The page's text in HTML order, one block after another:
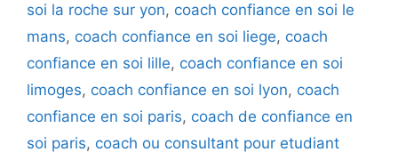
soi la roche sur yon, coach confiance en soi le
mans, coach confiance en soi liege, coach
confiance en soi lille, coach confiance en soi
limoges, coach confiance en soi lyon, coach
confiance en soi paris, coach de confiance en
soi paris, coach ou consultant pour etudiant